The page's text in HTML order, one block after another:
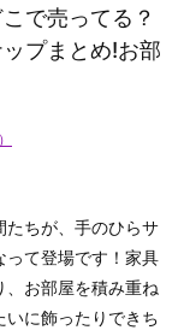
で売ってる？
プまとめ!お部
たちが、手のひらサ
って登場です！家具
、お部屋を積み重ね
いに飾ったりできち